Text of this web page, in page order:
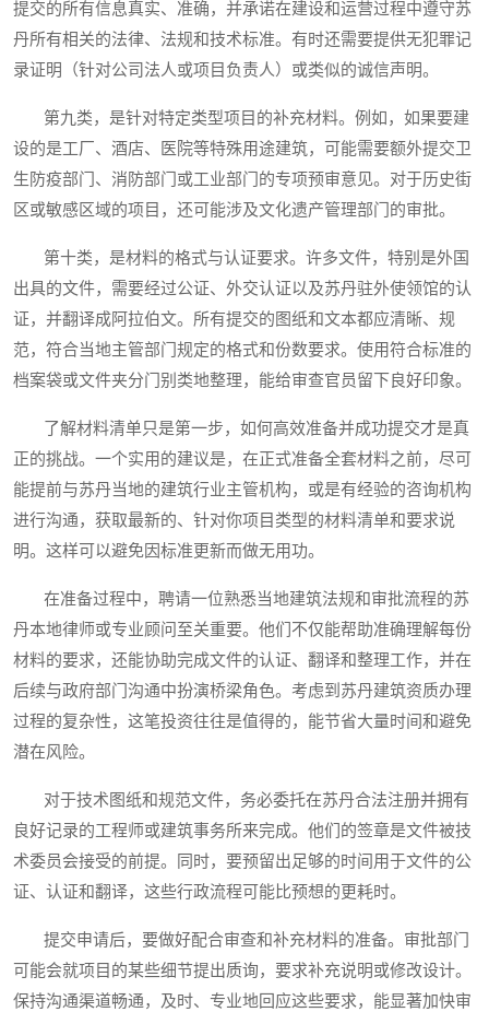
提交的所有信息真实、准确，并承诺在建设和运营过程中遵守苏
丹所有相关的法律、法规和技术标准。有时还需要提供无犯罪记
录证明（针对公司法人或项目负责人）或类似的诚信声明。
第九类，是针对特定类型项目的补充材料。例如，如果要建
设的是工厂、酒店、医院等特殊用途建筑，可能需要额外提交卫
生防疫部门、消防部门或工业部门的专项预审意见。对于历史街
区或敏感区域的项目，还可能涉及文化遗产管理部门的审批。
第十类，是材料的格式与认证要求。许多文件，特别是外国
出具的文件，需要经过公证、外交认证以及苏丹驻外使领馆的认
证，并翻译成阿拉伯文。所有提交的图纸和文本都应清晰、规
范，符合当地主管部门规定的格式和份数要求。使用符合标准的
档案袋或文件夹分门别类地整理，能给审查官员留下良好印象。
了解材料清单只是第一步，如何高效准备并成功提交才是真
正的挑战。一个实用的建议是，在正式准备全套材料之前，尽可
能提前与苏丹当地的建筑行业主管机构，或是有经验的咨询机构
进行沟通，获取最新的、针对你项目类型的材料清单和要求说
明。这样可以避免因标准更新而做无用功。
在准备过程中，聘请一位熟悉当地建筑法规和审批流程的苏
丹本地律师或专业顾问至关重要。他们不仅能帮助准确理解每份
材料的要求，还能协助完成文件的认证、翻译和整理工作，并在
后续与政府部门沟通中扮演桥梁角色。考虑到苏丹建筑资质办理
过程的复杂性，这笔投资往往是值得的，能节省大量时间和避免
潜在风险。
对于技术图纸和规范文件，务必委托在苏丹合法注册并拥有
良好记录的工程师或建筑事务所来完成。他们的签章是文件被技
术委员会接受的前提。同时，要预留出足够的时间用于文件的公
证、认证和翻译，这些行政流程可能比预想的更耗时。
提交申请后，要做好配合审查和补充材料的准备。审批部门
可能会就项目的某些细节提出质询，要求补充说明或修改设计。
保持沟通渠道畅通，及时、专业地回应这些要求，能显著加快审